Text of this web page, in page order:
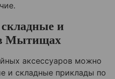
и
Мытищах
аксессуаров можно
и складные приклады по